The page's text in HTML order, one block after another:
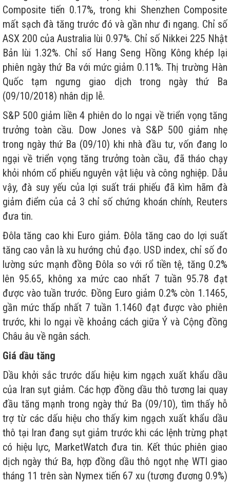
Composite tiến 0.17%, trong khi Shenzhen Composite
mất sạch đà tăng trước đó và gần như đi ngang. Chỉ số
ASX 200 của Australia lùi 0.97%. Chỉ số Nikkei 225 Nhật
Bản lùi 1.32%. Chỉ số Hang Seng Hồng Kông khép lại
phiên ngày thứ Ba với mức giảm 0.11%. Thị trường Hàn
Quốc tạm ngưng giao dịch trong ngày thứ Ba
(09/10/2018) nhân dịp lễ.
S&P 500 giảm liền 4 phiên do lo ngại về triển vọng tăng
trưởng toàn cầu. Dow Jones và S&P 500 giảm nhẹ
trong ngày thứ Ba (09/10) khi nhà đầu tư, vốn đang lo
ngại về triển vọng tăng trưởng toàn cầu, đã tháo chạy
khỏi nhóm cổ phiếu nguyên vật liệu và công nghiệp. Dẫu
vậy, đà suy yếu của lợi suất trái phiếu đã kìm hãm đà
giảm điểm của cả 3 chỉ số chứng khoán chính, Reuters
đưa tin.
Đôla tăng cao khi Euro giảm. Đôla tăng cao do lợi suất
tăng cao vẫn là xu hướng chủ đạo. USD index, chỉ số đo
lường sức mạnh đồng Đôla so với rổ tiền tệ, tăng 0.2%
lên 95.65, không xa mức cao nhất 7 tuần 95.78 đạt
được vào tuần trước. Đồng Euro giảm 0.2% còn 1.1465,
gần mức thấp nhất 7 tuần 1.1460 đạt được vào phiên
trước, khi lo ngại về khoảng cách giữa Ý và Cộng đồng
Châu âu về ngân sách.
Giá dầu tăng
Dầu khởi sắc trước dấu hiệu kim ngạch xuất khẩu dầu
của Iran sụt giảm. Các hợp đồng dầu thô tương lai quay
đầu tăng mạnh trong ngày thứ Ba (09/10), tìm thấy hỗ
trợ từ các dấu hiệu cho thấy kim ngạch xuất khẩu dầu
thô tại Iran đang sụt giảm trước khi các lệnh trừng phạt
có hiệu lực, MarketWatch đưa tin. Kết thúc phiên giao
dịch ngày thứ Ba, hợp đồng dầu thô ngọt nhẹ WTI giao
tháng 11 trên sàn Nymex tiến 67 xu (tương đương 0.9%)